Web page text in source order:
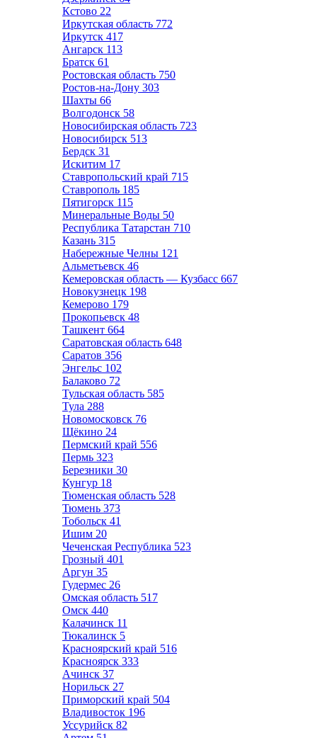
Кстово 22
Иркутская область 772
Иркутск 417
Ангарск 113
Братск 61
Ростовская область 750
Ростов-на-Дону 303
Шахты 66
Волгодонск 58
Новосибирская область 723
Новосибирск 513
Бердск 31
Искитим 17
Ставропольский край 715
Ставрополь 185
Пятигорск 115
Минеральные Воды 50
Республика Татарстан 710
Казань 315
Набережные Челны 121
Альметьевск 46
Кемеровская область — Кузбасс 667
Новокузнецк 198
Кемерово 179
Прокопьевск 48
Ташкент 664
Саратовская область 648
Саратов 356
Энгельс 102
Балаково 72
Тульская область 585
Тула 288
Новомосковск 76
Щёкино 24
Пермский край 556
Пермь 323
Березники 30
Кунгур 18
Тюменская область 528
Тюмень 373
Тобольск 41
Ишим 20
Чеченская Республика 523
Грозный 401
Аргун 35
Гудермес 26
Омская область 517
Омск 440
Калачинск 11
Тюкалинск 5
Красноярский край 516
Красноярск 333
Ачинск 37
Норильск 27
Приморский край 504
Владивосток 196
Уссурийск 82